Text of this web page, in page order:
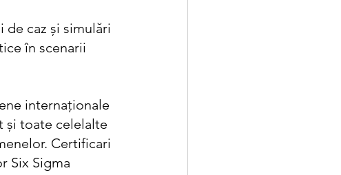
caz și simulări
în scenarii
internaționale
și toate celelalte
Certificari
Six Sigma